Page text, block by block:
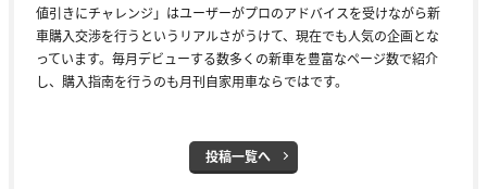
値引きにチャレンジ」はユーザーがプロのアドバイスを受けながら新
車購入交渉を行うというリアルさがうけて、現在でも人気の企画とな
っています。毎月デビューする数多くの新車を豊富なページ数で紹介
し、購入指南を行うのも月刊自家用車ならではです。
投稿一覧へ